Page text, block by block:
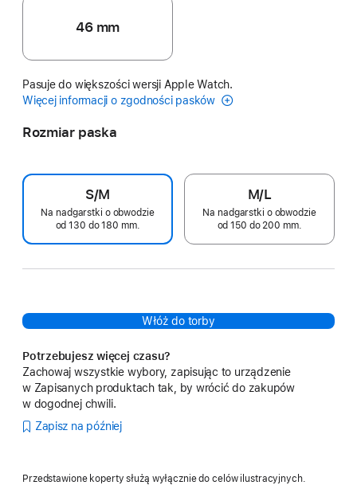
46 mm
Pasuje do większości wersji Apple Watch.
Więcej informacji o zgodności pasków
Rozmiar paska
S/M
Na nadgarstki o obwodzie
od 130 do 180 mm.
M/L
Na nadgarstki o obwodzie
od 150 do 200 mm.
Włóż do torby
Potrzebujesz więcej czasu?
Zachowaj wszystkie wybory, zapisując to urządzenie
w Zapisanych produktach tak, by wrócić do zakupów
w dogodnej chwili.
Zapisz na później
Przedstawione koperty służą wyłącznie do celów ilustracyjnych.